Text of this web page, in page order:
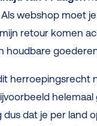
webshop moet
retour komen
houdbare
herroepingsrecht
helemaal
dus dat je per land